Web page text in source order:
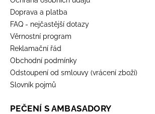
Doprava a platba
FAQ - nejčastější dotazy
Věrnostní program
Reklamační řád
Obchodní podmínky
Odstoupení od smlouvy (vrácení zboží)
Slovník pojmů
PEČENÍ S AMBASADORY